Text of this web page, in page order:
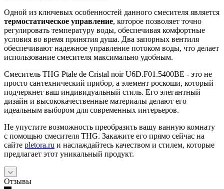
Одной из ключевых особенностей данного смесителя является
термостатическое управление, которое позволяет точно
регулировать температуру воды, обеспечивая комфортные
условия во время принятия душа. Два запорных вентиля
обеспечивают надежное управление потоком воды, что делает
использование смесителя максимально удобным.
Смеситель THG Ptale de Cristal noir U6D.F01.5400BE - это не
просто сантехнический прибор, а элемент роскоши, который
подчеркнет ваш индивидуальный стиль. Его элегантный
дизайн и высококачественные материалы делают его
идеальным выбором для современных интерьеров.
Не упустите возможность преобразить вашу ванную комнату
с помощью смесителя THG. Закажите его прямо сейчас на
сайте pletora.ru и наслаждайтесь качеством и стилем, которые
предлагает этот уникальный продукт.
Отзывы